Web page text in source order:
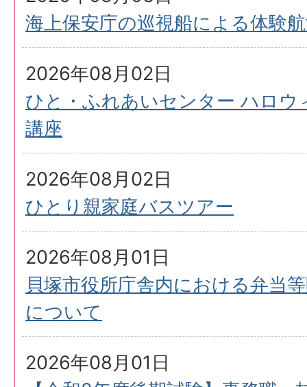
海上保安庁の巡視船による体験
2026年08月02日
ひと・ふれあいセンター ハロウ
講座
2026年08月02日
ひとり親家庭バスツアー
2026年08月01日
貝塚市役所庁舎内における弁当
について
2026年08月01日